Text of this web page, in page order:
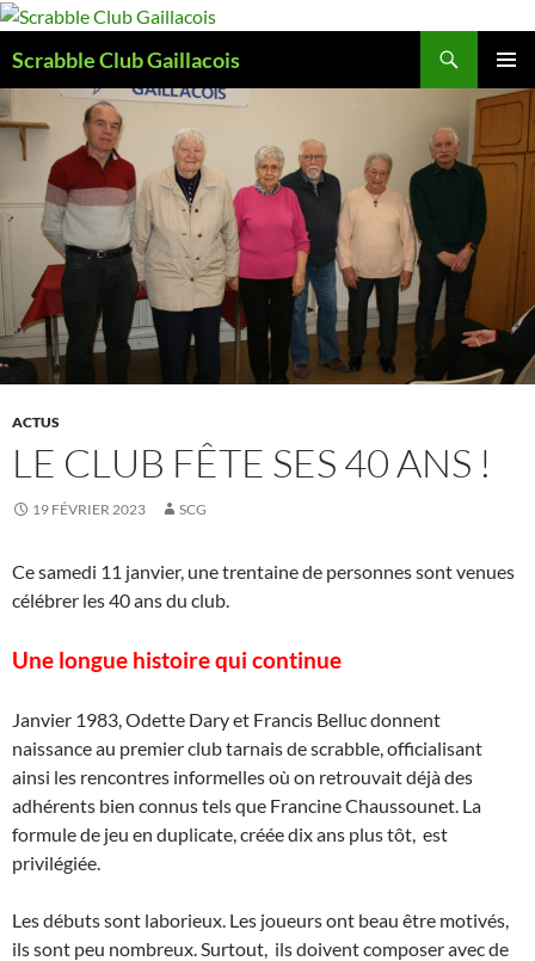
Aller
contenu
Scrabble Club Gaillacois
MENU
ACTUS
LE CLUB FÊTE SES 40 ANS !
19 FÉVRIER 2023 SCG
Ce samedi 11 janvier, une trentaine de personnes sont venues
célébrer les 40 ans du club.
Une longue histoire qui continue
Janvier 1983, Odette Dary et Francis Belluc donnent
naissance au premier club tarnais de scrabble, officialisant
ainsi les rencontres informelles où on retrouvait déjà des
adhérents bien connus tels que Francine Chaussounet. La
formule de jeu en duplicate, créée dix ans plus tôt, est
privilégiée.
Les débuts sont laborieux. Les joueurs ont beau être motivés,
ils sont peu nombreux. Surtout, ils doivent composer avec de